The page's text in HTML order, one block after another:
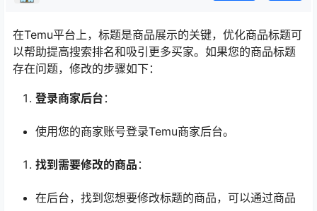
在Temu平台上，标题是商品展示的关键，优化商品标题可
以帮助提高搜索排名和吸引更多买家。如果您的商品标题
存在问题，修改的步骤如下：
登录商家后台 ：
使用您的商家账号登录Temu商家后台。
找到需要修改的商品 ：
在后台，找到您想要修改标题的商品，可以通过商品